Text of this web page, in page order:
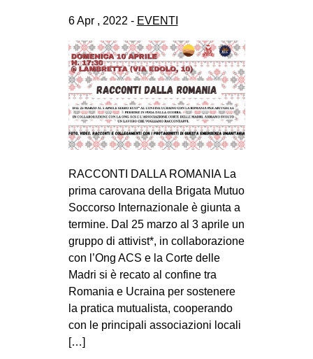
6 Apr , 2022 - EVENTI
RACCONTI DALLA ROMANIA La
prima carovana della Brigata Mutuo
Soccorso Internazionale è giunta a
termine. Dal 25 marzo al 3 aprile un
gruppo di attivist*, in collaborazione
con l’Ong ACS e la Corte delle
Madri si è recato al confine tra
Romania e Ucraina per sostenere
la pratica mutualista, cooperando
con le principali associazioni locali
[…]